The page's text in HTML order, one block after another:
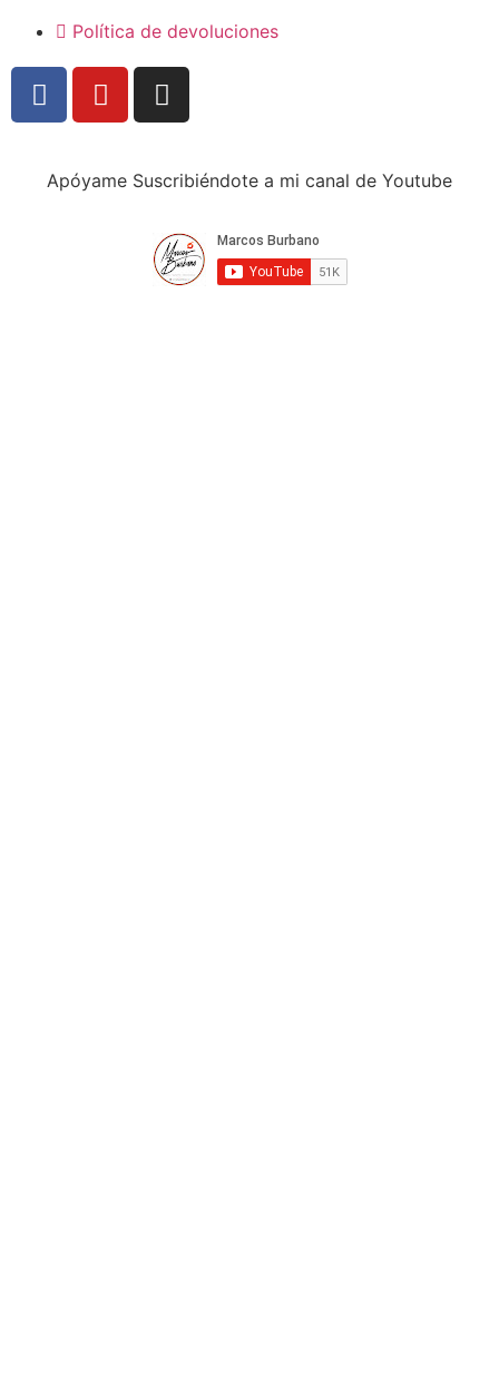
Política de devoluciones
Apóyame Suscribiéndote a mi canal de Youtube